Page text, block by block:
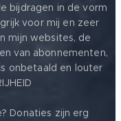
bijdragen in de vorm
voor mij en zeer
mijn websites, de
van abonnementen,
onbetaald en louter
❤️
Donaties zijn erg